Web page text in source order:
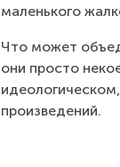
маленького
Что может
они просто
произведений.